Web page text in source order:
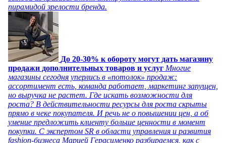
пирамидой зрелости бренда.
До 20-30% к обороту могут дать магазину
продажи дополнительных товаров и услуг Многие
магазины сегодня уперлись в «потолок» продаж:
ассортимент есть, команда работает, маркетинг запущен,
но выручка не растет. Где искать возможности для
роста? В действительности ресурсы для роста скрыты
прямо в чеке покупателя. И речь не о повышении цен, а об
умение предложить клиенту больше ценности в момент
покупки. С экспертом SR в области управления и развития
fashion-бизнеса Марией Герасименко разбираемся, как с